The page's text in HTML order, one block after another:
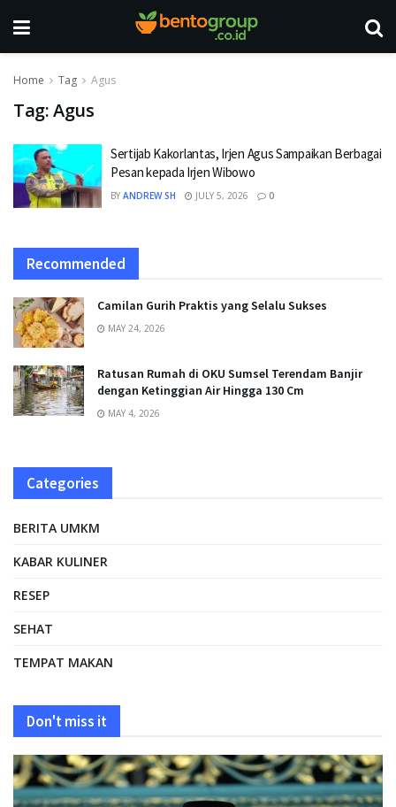
Home Tag Agus
Tag:Agus
Sertijab Kakorlantas, Irjen Agus Sampaikan Berbagai
Pesan kepada Irjen Wibowo
BY ANDREW SH JULY 5, 2026 0
Recommended
Camilan Gurih Praktis yang Selalu Sukses
MAY 24, 2026
Ratusan Rumah di OKU Sumsel Terendam Banjir
dengan Ketinggian Air Hingga 130 Cm
MAY 4, 2026
Categories
BERITA UMKM
KABAR KULINER
RESEP
SEHAT
TEMPAT MAKAN
Don't miss it